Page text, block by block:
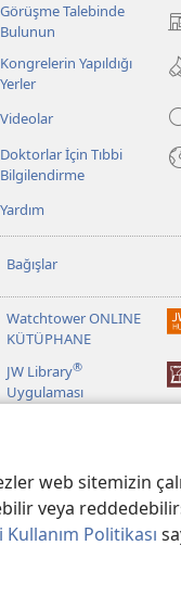
web sitemizin
veya
Politikası
Görüşme Talebinde
Bulunun
Kongrelerin Yapıldığı
Yerler
Videolar
Doktorlar İçin Tıbbi
Bilgilendirme
Yardım
Bağışlar
Watchtower ONLINE
KÜTÜPHANE
JW Library®
Uygulaması